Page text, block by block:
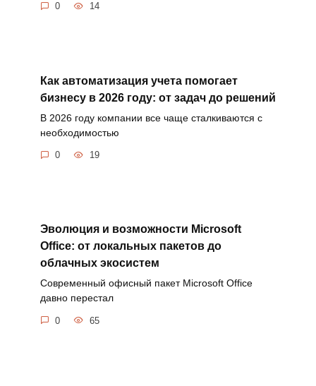
0 14
Как автоматизация учета помогает
бизнесу в 2026 году: от задач до решений
В 2026 году компании все чаще сталкиваются с
необходимостью
0 19
Эволюция и возможности Microsoft
Office: от локальных пакетов до
облачных экосистем
Современный офисный пакет Microsoft Office
давно перестал
0 65